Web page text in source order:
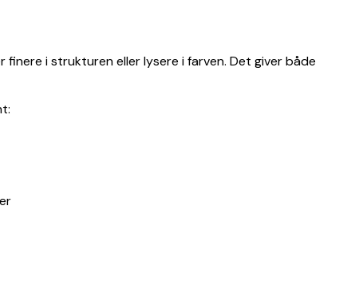
finere i strukturen eller lysere i farven. Det giver både